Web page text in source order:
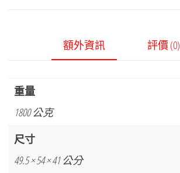
額外資訊 評價 (0)
重量
1800 公克
尺寸
49.5 × 54 × 41 公分